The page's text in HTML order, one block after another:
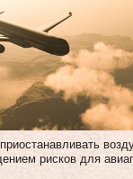
рисков для